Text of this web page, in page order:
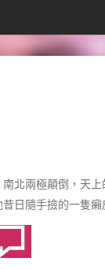
北兩極顛倒，天上
日隨手撿的一隻癩